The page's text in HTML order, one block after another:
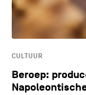
navigatie
ALGEMENE VOORWAARDEN
COOKIEBELEID
PRIVACYBELEID
CULTUUR
HORECA
CULTUUR
Beroep: